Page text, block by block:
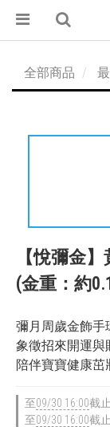
全部商品
【悅彌金
(金重：約
彌月周歲金飾手
象徵招來開運與
陪伴寶寶健康茁
至09/30 16:00截止
至09/30 16:00截止